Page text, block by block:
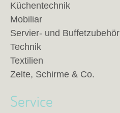
Küchentechnik
Mobiliar
Servier- und Buffetzubehör
Technik
Textilien
Zelte, Schirme & Co.
Service